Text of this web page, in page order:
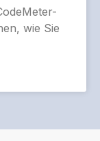
wie Sie